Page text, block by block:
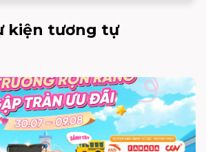
kiện tương tự